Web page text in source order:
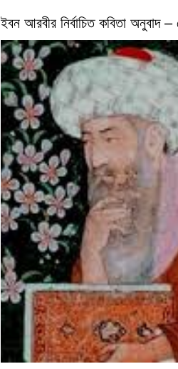
ইবন আরবীর নির্বাচিত কবিতা অনুবাদ –